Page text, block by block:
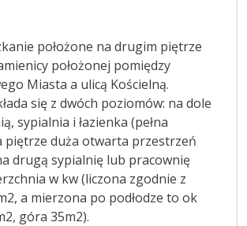
położone na drugim piętrze
położonej pomiędzy
Miasta a ulicą Kościelną.
się z dwóch poziomów: na dole
sypialnia i łazienka (pełna
piętrze duża otwarta przestrzeń
drugą sypialnię lub pracownię
w kw (liczona zgodnie z
a mierzona po podłodze to ok
góra 35m2).